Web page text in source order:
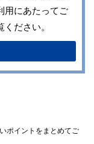
用にあたってご
ださい。
ポイントをまとめてご